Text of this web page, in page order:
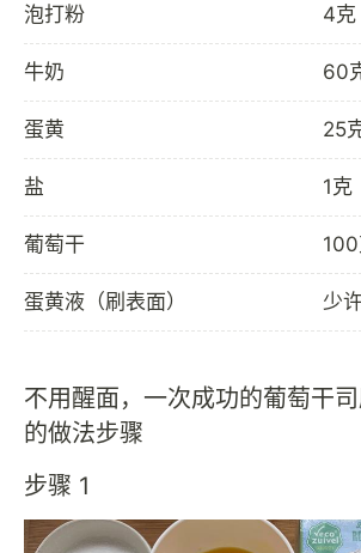
泡打粉 4克
牛奶 60
蛋黄 25
盐 1克
葡萄干
蛋黄液（刷表面） 少
不用醒面，一次成功的葡萄干
的做法步骤
步骤 1